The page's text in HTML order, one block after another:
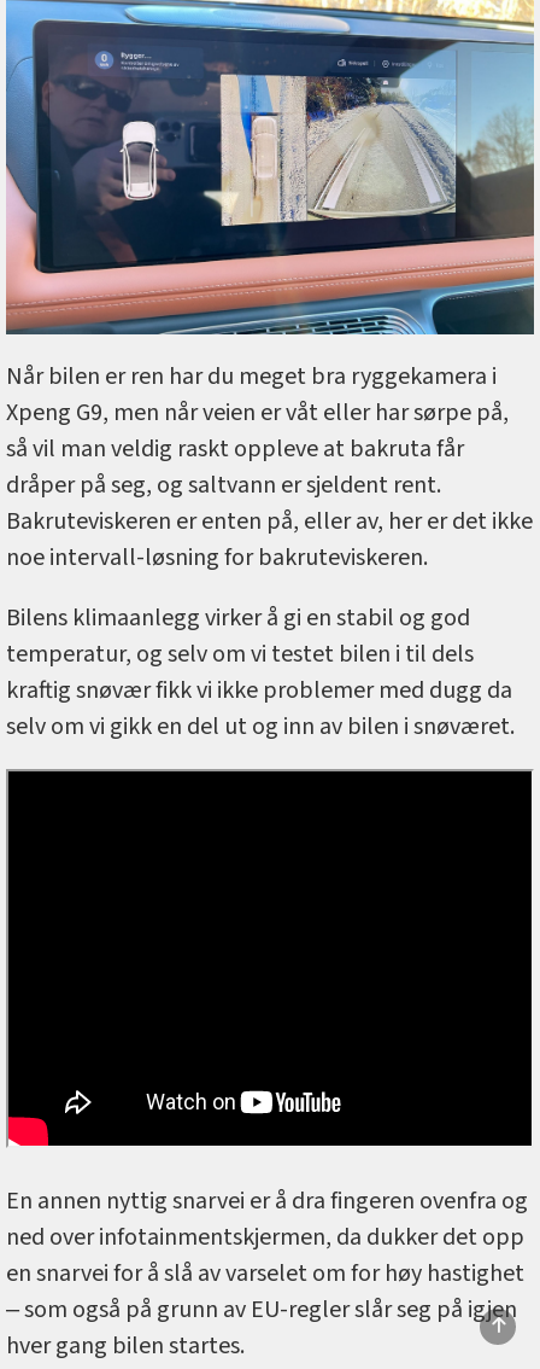
Når bilen er ren har du meget bra ryggekamera i
Xpeng G9, men når veien er våt eller har sørpe på,
så vil man veldig raskt oppleve at bakruta får
dråper på seg, og saltvann er sjeldent rent.
Bakruteviskeren er enten på, eller av, her er det ikke
noe intervall-løsning for bakruteviskeren.
Bilens klimaanlegg virker å gi en stabil og god
temperatur, og selv om vi testet bilen i til dels
kraftig snøvær fikk vi ikke problemer med dugg da
selv om vi gikk en del ut og inn av bilen i snøværet.
En annen nyttig snarvei er å dra fingeren ovenfra og
ned over infotainmentskjermen, da dukker det opp
en snarvei for å slå av varselet om for høy hastighet
‒ som også på grunn av EU-regler slår seg på igjen
hver gang bilen startes.